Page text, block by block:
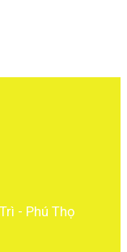
- Phú Thọ